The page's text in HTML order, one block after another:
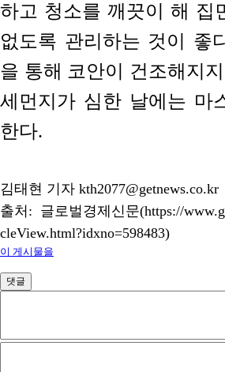
하고 청소를 깨끗이 해 집
없도록 관리하는 것이 좋
을 통해 코안이 건조해지
세먼지가 심한 날에는 마
한다.
김태현 기자 kth2077@getnews.co.kr
출처: 글로벌경제신문(https://
cleView.html?idxno=598483)
이 게시물을
댓글